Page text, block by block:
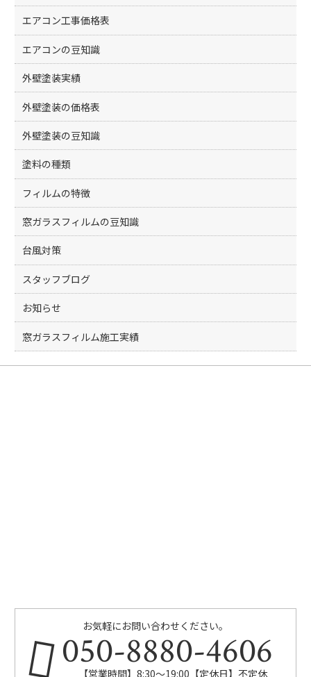
エアコン工事価格表
エアコンの豆知識
外壁塗装実績
外壁塗装の価格表
外壁塗装の豆知識
塗料の種類
フィルムの特徴
窓ガラスフィルムの豆知識
台風対策
スタッフブログ
お知らせ
窓ガラスフィルム施工実績
お気軽にお問い合わせください。
050-8880-4606
【営業時間】8:30～19:00【定休日】不定休